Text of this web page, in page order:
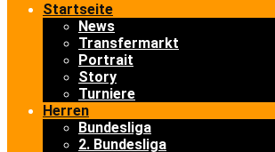
Startseite
News
Transfermarkt
Portrait
Story
Turniere
Herren
Bundesliga
2. Bundesliga